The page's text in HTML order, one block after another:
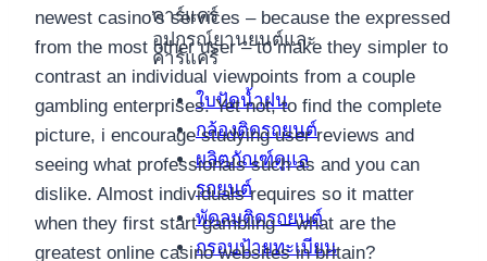
คาร์แคร์
อุปกรณ์ยานยนต์และ
คาร์แคร์
ใบปัดน้ำฝน
กล้องติดรถยนต์
ผลิตภัณฑ์ดูแล
รถยนต์
พัดลมติดรถยนต์
กรอบป้ายทะเบียน
newest casino’s services – because the expressed
from the most other user – to make they simpler to
contrast an individual viewpoints from a couple
gambling enterprises. Yet not, to find the complete
picture, i encourage studying user reviews and
seeing what professionals such as and you can
dislike. Almost individuals requires so it matter
when they first start gambling – what are the
greatest online casino websites in britain?